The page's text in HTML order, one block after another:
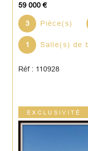
59 000 €
3 Pièce(s)
1 Salle(s) de
Réf : 110928
EXCLUSIVITÉ